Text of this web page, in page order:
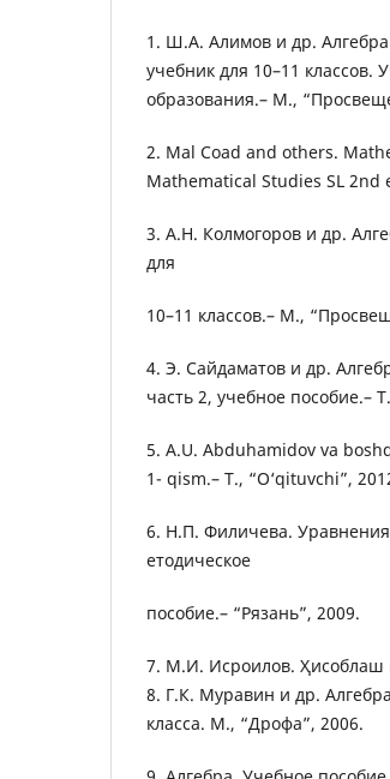
1. Ш.A. Алимов и др.
учебник для 10–11 классов.
образования.– М.,
2. Mal Coad and others.
Mathematical Studies SL
3. А.Н. Колмогоров и др.
для
10–11 классов.– М.,
4. Э. Сайдаматов и др.
часть 2, учебное пособие.–
5. A.U. Abduhamidov va
1- qism.– T., “O‘qituvchi”,
6. Н.П. Филичева.
етодическое
пособие.– “Рязань”, 2009.
7. М.И. Исроилов. Ҳисоблаш
8. Г.К. Муравин и др.
класса. М., “Дрофа”, 2006.